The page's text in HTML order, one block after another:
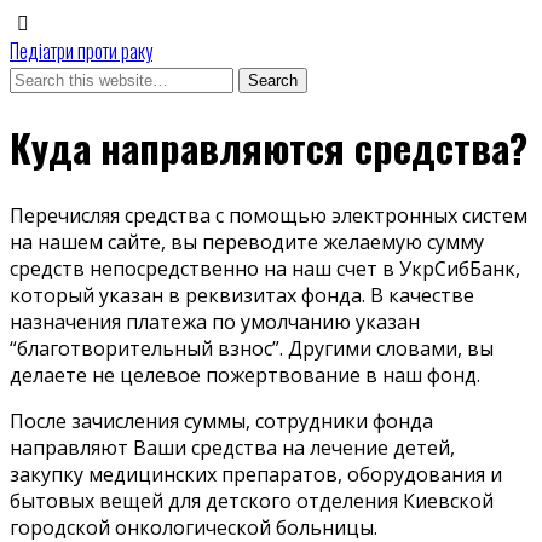
Педіатри проти раку
Куда направляются средства?
Перечисляя средства с помощью электронных систем
на нашем сайте, вы переводите желаемую сумму
средств непосредственно на наш счет в УкрСибБанк,
который указан в реквизитах фонда. В качестве
назначения платежа по умолчанию указан
“благотворительный взнос”. Другими словами, вы
делаете не целевое пожертвование в наш фонд.
После зачисления суммы, сотрудники фонда
направляют Ваши средства на лечение детей,
закупку медицинских препаратов, оборудования и
бытовых вещей для детского отделения Киевской
городской онкологической больницы.